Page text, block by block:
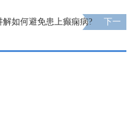
如何避免患上癫痫病?
下一